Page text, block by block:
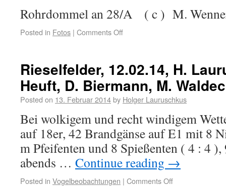
Rohrdommel an 28/A ( c ) M.
Posted in Fotos | Comments Off
Rieselfelder, 12.02.14, H.
Heuft, D. Biermann, M.
Posted on 13. Februar 2014by Holger Lauruschkus
Bei wolkigem und recht windigem
auf 18er, 42 Brandgänse auf E1 mit 8
m Pfeifenten und 8 Spießenten ( 4 : 4 ),
abends … Continue reading →
Posted in Vogelbeobachtungen | Comments Off